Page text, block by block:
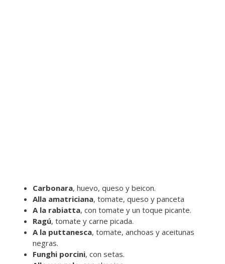
Carbonara, huevo, queso y beicon.
Alla amatriciana, tomate, queso y panceta
A la rabiatta, con tomate y un toque picante.
Ragú, tomate y carne picada.
A la puttanesca, tomate, anchoas y aceitunas
negras.
Funghi porcini, con setas.